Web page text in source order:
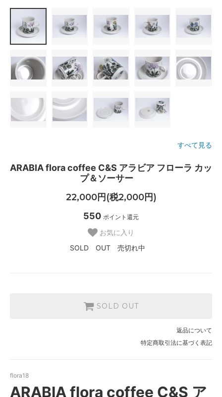
すべて見る
ARABIA flora coffee C&S アラビア フローラ カッ
プ＆ソーサー
22,000円(税2,000円)
550 ポイント還元
お気に入り
SOLD OUT 売切れ中
SOLD OUT
返品について
特定商取引法に基づく表記
flora18
ARABIA flora coffee C&S ア